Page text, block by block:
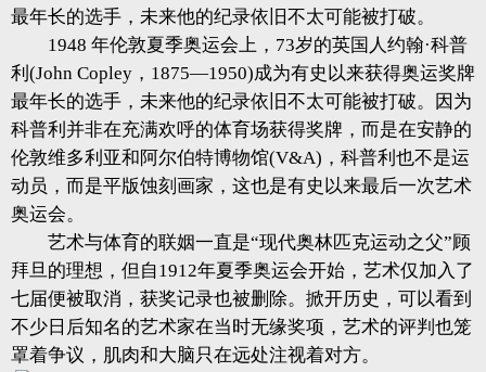
最年长的选手，未来他的纪录依旧不太可能被打破。
1948 年伦敦夏季奥运会上，73岁的英国人约翰·科普
利(John Copley，1875—1950)成为有史以来获得奥运奖牌
最年长的选手，未来他的纪录依旧不太可能被打破。因为
科普利并非在充满欢呼的体育场获得奖牌，而是在安静的
伦敦维多利亚和阿尔伯特博物馆(V&A)，科普利也不是运
动员，而是平版蚀刻画家，这也是有史以来最后一次艺术
奥运会。
艺术与体育的联姻一直是“现代奥林匹克运动之父”顾
拜旦的理想，但自1912年夏季奥运会开始，艺术仅加入了
七届便被取消，获奖记录也被删除。掀开历史，可以看到
不少日后知名的艺术家在当时无缘奖项，艺术的评判也笼
罩着争议，肌肉和大脑只在远处注视着对方。